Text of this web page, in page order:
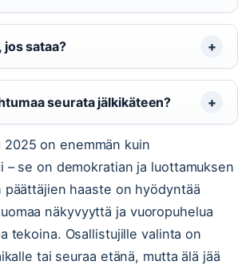
jos sataa?
seurata jälkikäteen?
2025 on enemmän kuin
– se on demokratian ja luottamuksen
päättäjien haaste on hyödyntää
näkyvyyttä ja vuoropuhelua
tekoina. Osallistujille valinta on
tai seuraa etänä, mutta älä jää